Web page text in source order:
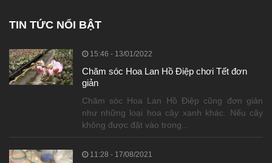
TIN TỨC NỔI BẬT
15:46 - 13/01/2022
Chăm sóc Hoa Lan Hồ Điệp chơi Tết đơn
giản
Chăm sóc Hoa Lan Hồ Điệp cũng đơn giản
như những loại hoa cây xanh khác. Nếu cây
không được đặt vào trong...
11:28 - 17/08/2021